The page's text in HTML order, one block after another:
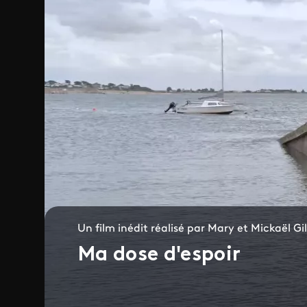
Un film inédit réalisé par Mary et Mickaël
Ma dose d'espoir